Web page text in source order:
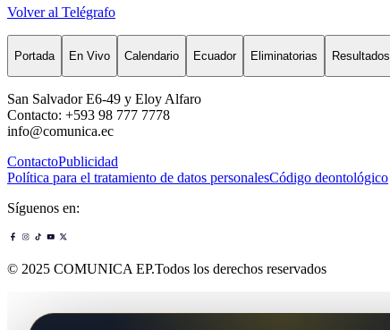
Volver al Telégrafo
Portada En Vivo Calendario Ecuador Eliminatorias Resultados
San Salvador E6-49 y Eloy Alfaro
Contacto: +593 98 777 7778
info@comunica.ec
ContactoPublicidad
Política para el tratamiento de datos personalesCódigo deontológico
Síguenos en:
© 2025 COMUNICA EP.Todos los derechos reservados